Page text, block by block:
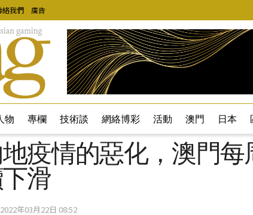
絡我們 廣告
物 專欄 技術談 網絡博彩 活動 澳門 日本
疫情的惡化，澳門每
滑
2022年03月22日 08:52